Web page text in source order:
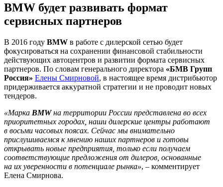
BMW будет развивать формат
сервисных партнеров
В 2016 году BMW в работе с дилерской сетью будет
фокусироваться на сохранении финансовой стабильности
действующих автоцентров и развитии формата сервисных
партнеров. По словам генерального директора «БМВ Групп
Россия» Елены Смирновой, в настоящее время дистрибьютор
придерживается аккуратной стратегии и не проводит новых
тендеров.
«Марка BMWна территории России представлена во всех
приоритетных городах, наши дилерские центры работают
в восьми часовых поясах. Сейчас мы внимательно
прислушиваемся к мнению наших партнеров и готовы
открывать новые предприятия, только если получаем
соответствующие предложения от дилеров, основанные
на их уверенности в потенциале рынка», – комментирует
Елена Смирнова.